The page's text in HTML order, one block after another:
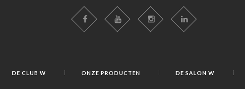
DE CLUB W ONZE PRODUCTEN DE SALON W